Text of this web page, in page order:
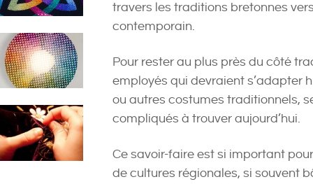
travers les traditions bretonnes
contemporain.
Pour rester au plus près du côté
employés qui devraient s’adapter
ou autres costumes traditionnels,
compliqués à trouver aujourd’hui.
Ce savoir-faire est si important
de cultures régionales, si souvent